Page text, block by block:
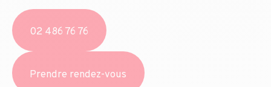
02 486 76 76
Prendre rendez-vous